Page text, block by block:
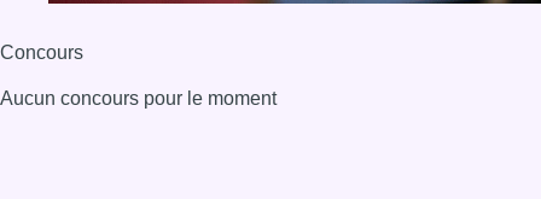
Concours
Aucun concours pour le moment